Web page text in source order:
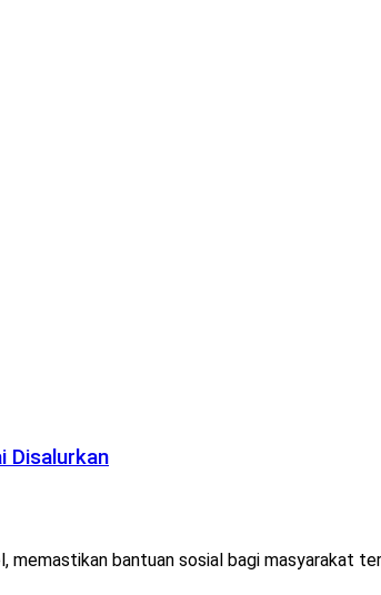
Disalurkan
memastikan bantuan sosial bagi masyarakat